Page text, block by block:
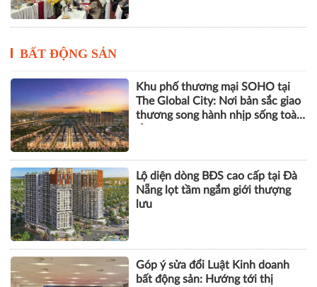
BẤT ĐỘNG SẢN
Khu phố thương mại SOHO tại
The Global City: Nơi bản sắc giao
thương song hành nhịp sống toàn
Lộ diện dòng BĐS cao cấp tại Đà
Nẵng lọt tầm ngắm giới thượng
lưu
Góp ý sửa đổi Luật Kinh doanh
bất động sản: Hướng tới thị